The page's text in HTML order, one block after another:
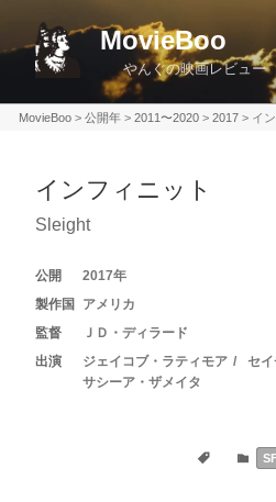
ン
MovieBoo
やんぐの映画レビュー
MovieBoo> 公開年> 2011〜2020> 2017> イ
インフィニット
Sleight
2017
アメリカ
ＪＤ・ディラード
ジェイコブ・ラティモア
セ
サシーア・ザメイタ